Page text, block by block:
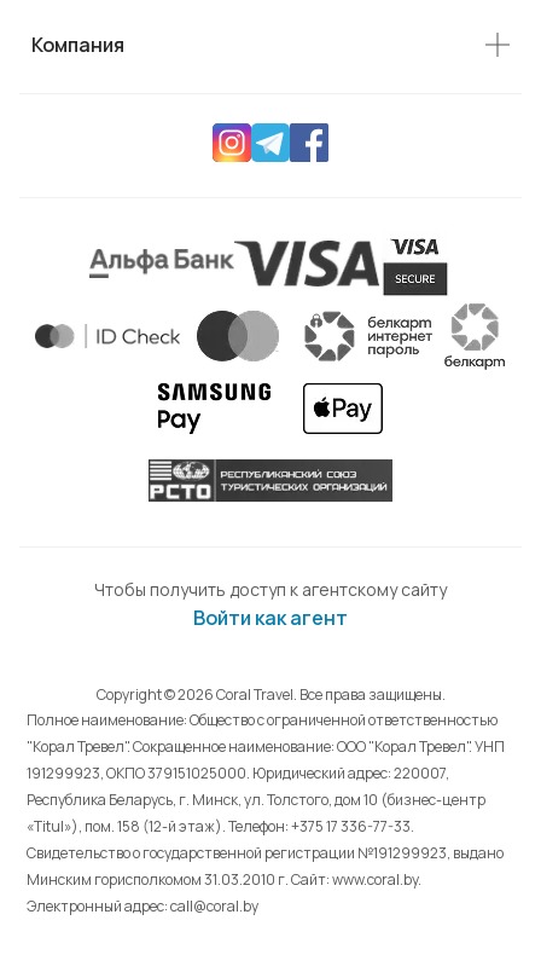
Компания
Чтобы получить доступ к агентскому сайту
Войти как агент
Copyright © 2026 Coral Travel. Все права защищены.
Полное наименование: Общество с ограниченной ответственностью
"Корал Тревел". Сокращенное наименование: ООО "Корал Тревел". УНП
191299923, ОКПО 379151025000. Юридический адрес: 220007,
Республика Беларусь, г. Минск, ул. Толстого, дом 10 (бизнес-центр
«Titul»), пом. 158 (12-й этаж). Телефон: +375 17 336-77-33.
Свидетельство о государственной регистрации №191299923, выдано
Минским горисполкомом 31.03.2010 г. Cайт: www.coral.by.
Электронный адрес: call@coral.by